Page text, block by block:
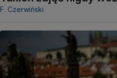
F. Czerwiński